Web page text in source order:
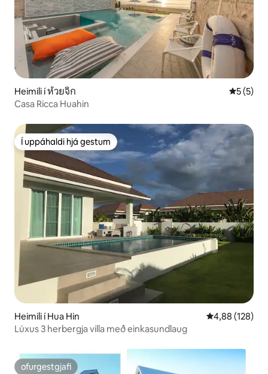
Heimili í ห้วยจิก 5 af 5 í
5 (5)
Casa Ricca Huahin
Í uppáhaldi hjá gestum
Í uppáhaldi hjá gestum
Heimili í Hua Hin 4,88 af 5 í
4,88 (128)
Lúxus 3 herbergja villa með einkasundlaug
ofurgestgjafi